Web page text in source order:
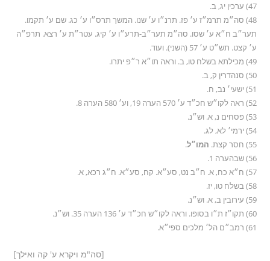
47) ערכין יג, ב.
48) סה״מ תרמ״ז ע׳ פז. תרנ״ו ע׳ שנו. המשך תרס״ו ע׳ כג. שם ע׳ תקמו.
תער״ב ח״א ע׳ שסו. סה״מ תער״ב-תרע״ו ע׳ קיג. עטר״ת ע׳ רצא. תרפ״ה
ע׳ קצט. תש״ט ע׳ 57 (השני). ועוד.
49) מכילתא בשלח טו, ב. וראה תו״א ר״פ יתרו.
50) סנהדרין ק, ב.
51) ישעי׳ נב, ח.
52) ראה לקו״ש חכ״ד ע׳ 570 הערה 19, וע׳ 580 הערה 8.
53) פסחים נ, א. וש״נ.
54) ירמי׳ לא, לג.
55) חסר קצת.
המו״ל.
56) שבהערה 1.
57) ח״א כח, א. ח״ב נט, סע״א. קח, סע״א. ח״ג רכא, א.
58) בשלח טו, יז.
59) עירובין ב, א. וש״נ.
60) תקו״ז ת״ו בסופו. וראה לקו״ש חכ״ד ע׳ 136 הערה 35. וש״נ.
61) רמב״ם הל׳ מלכים ספי״א.
[סה"מ ויקרא ע' קה ואילך]